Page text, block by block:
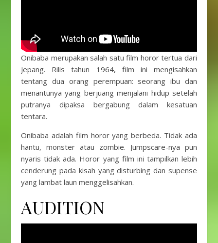
Onibaba merupakan salah satu film horor tertua dari
Jepang. Rilis tahun 1964, film ini mengisahkan
tentang dua orang perempuan: seorang ibu dan
menantunya yang berjuang menjalani hidup setelah
putranya dipaksa bergabung dalam kesatuan
tentara.
Onibaba adalah film horor yang berbeda. Tidak ada
hantu, monster atau zombie. Jumpscare-nya pun
nyaris tidak ada. Horor yang film ini tampilkan lebih
cenderung pada kisah yang disturbing dan supense
yang lambat laun menggelisahkan.
AUDITION